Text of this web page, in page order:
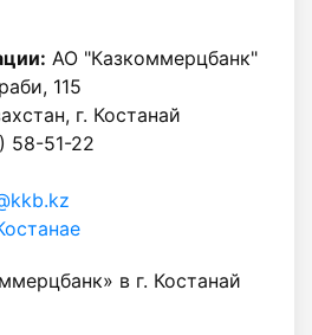
АО "Казкоммерцбанк"
115
г. Костанай
58-51-22
в г. Костанай